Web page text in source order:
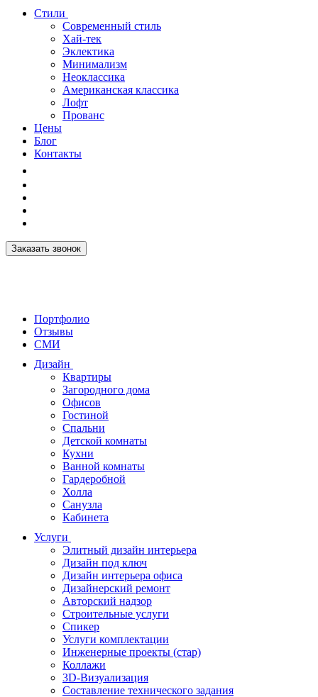
Стили
Современный стиль
Хай-тек
Эклектика
Минимализм
Неоклассика
Американская классика
Лофт
Прованс
Цены
Блог
Контакты
Заказать звонок
Портфолио
Отзывы
СМИ
Дизайн
Квартиры
Загородного дома
Офисов
Гостиной
Спальни
Детской комнаты
Кухни
Ванной комнаты
Гардеробной
Холла
Санузла
Кабинета
Услуги
Элитный дизайн интерьера
Дизайн под ключ
Дизайн интерьера офиса
Дизайнерский ремонт
Авторский надзор
Строительные услуги
Спикер
Услуги комплектации
Инженерные проекты (стар)
Коллажи
3D-Визуализация
Составление технического задания